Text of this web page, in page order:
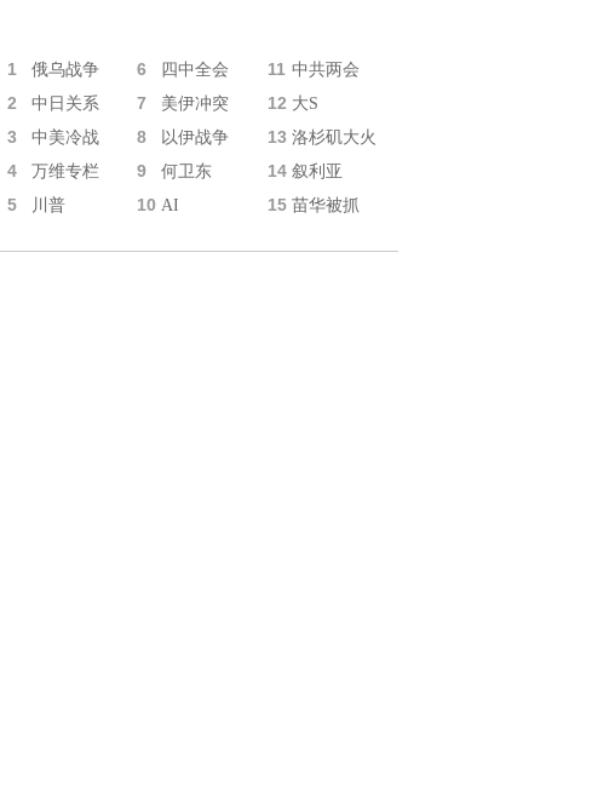
1 俄乌战争 6 四中全会 11 中共两会
2 中日关系 7 美伊冲突 12 大S
3 中美冷战 8 以伊战争 13 洛杉矶大火
4 万维专栏 9 何卫东 14 叙利亚
5 川普 10 AI 15 苗华被抓